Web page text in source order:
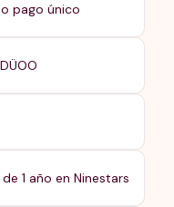
pago único
1 año en Ninestars